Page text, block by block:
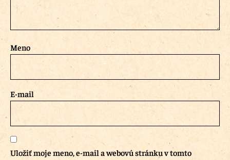
Meno
E-mail
Uložiť moje meno, e-mail a webovú stránku v tomto